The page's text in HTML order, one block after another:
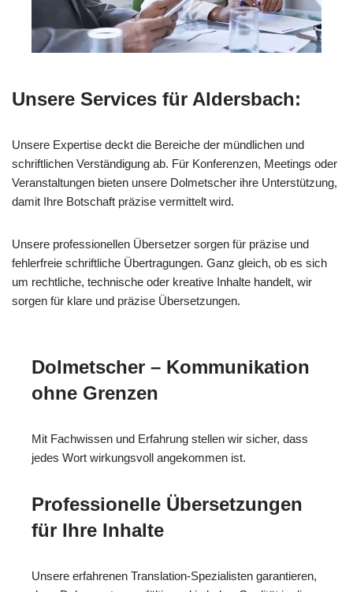
Unsere Services für Aldersbach:
Unsere Expertise deckt die Bereiche der mündlichen und
schriftlichen Verständigung ab. Für Konferenzen, Meetings oder
Veranstaltungen bieten unsere Dolmetscher ihre Unterstützung,
damit Ihre Botschaft präzise vermittelt wird.
Unsere professionellen Übersetzer sorgen für präzise und
fehlerfreie schriftliche Übertragungen. Ganz gleich, ob es sich
um rechtliche, technische oder kreative Inhalte handelt, wir
sorgen für klare und präzise Übersetzungen.
Dolmetscher – Kommunikation
ohne Grenzen
Mit Fachwissen und Erfahrung stellen wir sicher, dass
jedes Wort wirkungsvoll angekommen ist.
Professionelle Übersetzungen
für Ihre Inhalte
Unsere erfahrenen Translation-Spezialisten garantieren,